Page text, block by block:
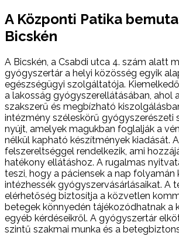
A Központi Patika
Bicskén
A Bicskén, a Csabdi utca 4. szám alatt
gyógyszertár a helyi közösség egyik
egészségügyi szolgáltatója.
a lakosság gyógyszerellátásában, ahol
szakszerű és megbízható
intézmény széleskörű gyógyszerészeti
nyújt, amelyek magukban foglalják a
nélkül kapható készítmények kiadását.
felszereltséggel rendelkezik, ami
hatékony ellátáshoz. A rugalmas
teszi, hogy a páciensek a nap folyamán
intézhessék gyógyszervásárlásaikat. A
elérhetőség biztosítja a közvetlen
betegek könnyedén tájékozódhatnak a
egyéb kérdéseikről. A gyógyszertár
szintű szakmai munka és a